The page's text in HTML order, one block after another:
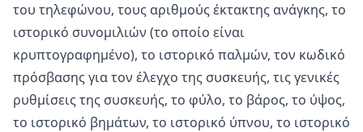
του τηλεφώνου, τους αριθμούς έκτακτης ανάγκης, το
ιστορικό συνομιλιών (το οποίο είναι
κρυπτογραφημένο), το ιστορικό παλμών, τον κωδικό
πρόσβασης για τον έλεγχο της συσκευής, τις γενικές
ρυθμίσεις της συσκευής, το φύλο, το βάρος, το ύψος,
το ιστορικό βημάτων, το ιστορικό ύπνου, το ιστορικό